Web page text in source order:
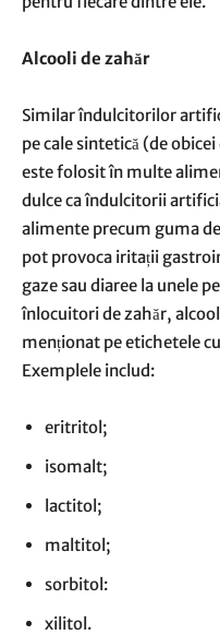
Alcooli de zahăr
Similar îndulcitorilor
pe cale sintetică (de
este folosit în multe
dulce ca îndulcitorii
alimente precum guma
pot provoca iritații
gaze sau diaree la unele
înlocuitori de zahăr,
menționat pe etichetele
Exemplele includ:
eritritol;
isomalt;
lactitol;
maltitol;
sorbitol:
xilitol.